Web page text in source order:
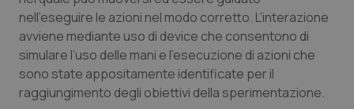
nell’eseguire le azioni nel modo corretto. L’interazione
avviene mediante uso di device che consentono di
simulare l’uso delle mani e l’esecuzione di azioni che
sono state appositamente identificate per il
raggiungimento degli obiettivi della sperimentazione.